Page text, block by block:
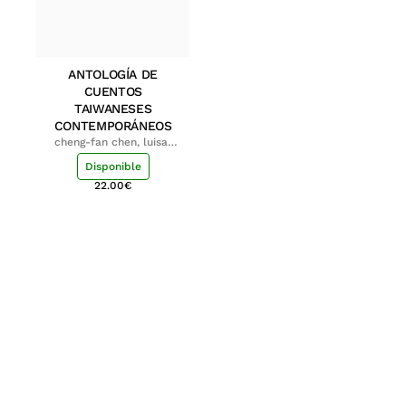
ANTOLOGÍA DE
CUENTOS
TAIWANESES
CONTEMPORÁNEOS
cheng-fan chen, luisa;
shu-ying chang, luisa
Disponible
22.00€